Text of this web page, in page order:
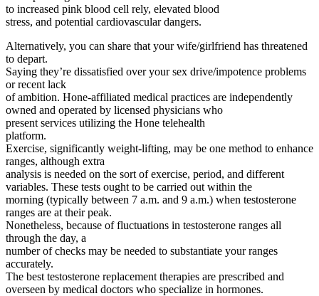
to increased pink blood cell rely, elevated blood
stress, and potential cardiovascular dangers.
Alternatively, you can share that your wife/girlfriend has threatened
to depart.
Saying they’re dissatisfied over your sex drive/impotence problems
or recent lack
of ambition. Hone-affiliated medical practices are independently
owned and operated by licensed physicians who
present services utilizing the Hone telehealth
platform.
Exercise, significantly weight-lifting, may be one method to enhance
ranges, although extra
analysis is needed on the sort of exercise, period, and different
variables. These tests ought to be carried out within the
morning (typically between 7 a.m. and 9 a.m.) when testosterone
ranges are at their peak.
Nonetheless, because of fluctuations in testosterone ranges all
through the day, a
number of checks may be needed to substantiate your ranges
accurately.
The best testosterone replacement therapies are prescribed and
overseen by medical doctors who specialize in hormones.